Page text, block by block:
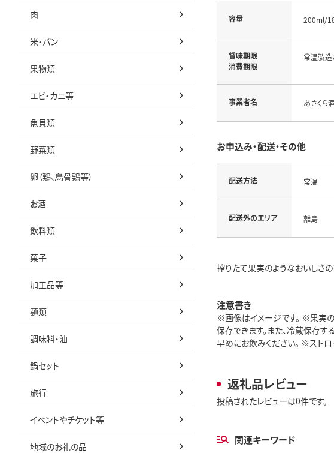
肉
米・パン
果物類
エビ・カニ等
魚貝類
野菜類
卵（鶏、烏骨鶏等）
お酒
飲料類
菓子
加工品等
麺類
調味料・油
鍋セット
旅行
イベントやチケット等
地域のお礼の品
容量 200ml/
賞味期限
消費期限
常温製造
事業者名 あさくら
お申込み・配送・その他
配送方法 常温
配送外のエリア 離島
搾りたて果実のようなおいしさ
注意書き
※画像はイメージです。 ※果実
保存できます。また、冷蔵保存
早めにお飲みください。 ※スト
返礼品レビュー
投稿されたレビューは0件です。
関連キーワード